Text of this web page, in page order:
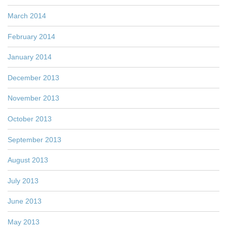
March 2014
February 2014
January 2014
December 2013
November 2013
October 2013
September 2013
August 2013
July 2013
June 2013
May 2013